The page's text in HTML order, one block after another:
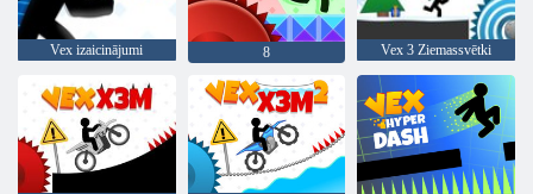
Vex izaicinājumi 8 Vex 3 Ziemassvētki